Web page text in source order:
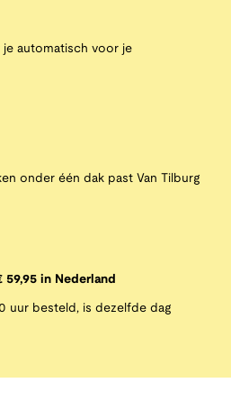
je automatisch voor je
onder één dak past Van Tilburg
in Nederland
uur besteld, is dezelfde dag